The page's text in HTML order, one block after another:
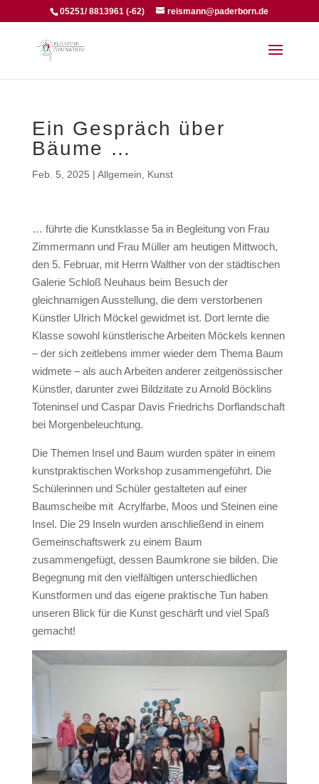
05251/ 8813961 (-62) reismann@paderborn.de
Ein Gespräch über
Bäume …
Feb. 5, 2025 | Allgemein Kunst
… führte die Kunstklasse 5a in Begleitung von Frau
Zimmermann und Frau Müller am heutigen Mittwoch,
den 5. Februar, mit Herrn Walther von der städtischen
Galerie Schloß Neuhaus beim Besuch der
gleichnamigen Ausstellung, die dem verstorbenen
Künstler Ulrich Möckel gewidmet ist. Dort lernte die
Klasse sowohl künstlerische Arbeiten Möckels kennen
– der sich zeitlebens immer wieder dem Thema Baum
widmete – als auch Arbeiten anderer zeitgenössischer
Künstler, darunter zwei Bildzitate zu Arnold Böcklins
Toteninsel und Caspar Davis Friedrichs Dorflandschaft
bei Morgenbeleuchtung.
Die Themen Insel und Baum wurden später in einem
kunstpraktischen Workshop zusammengeführt. Die
Schülerinnen und Schüler gestalteten auf einer
Baumscheibe mit Acrylfarbe, Moos und Steinen eine
Insel. Die 29 Inseln wurden anschließend in einem
Gemeinschaftswerk zu einem Baum
zusammengefügt, dessen Baumkrone sie bilden. Die
Begegnung mit den vielfältigen unterschiedlichen
Kunstformen und das eigene praktische Tun haben
unseren Blick für die Kunst geschärft und viel Spaß
gemacht!